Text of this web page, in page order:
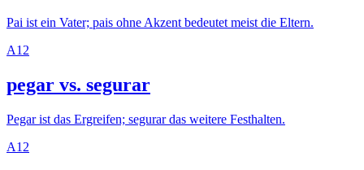
Pai ist ein Vater; pais ohne Akzent bedeutet meist die Eltern.
A12
pegar vs. segurar
Pegar ist das Ergreifen; segurar das weitere Festhalten.
A1 2